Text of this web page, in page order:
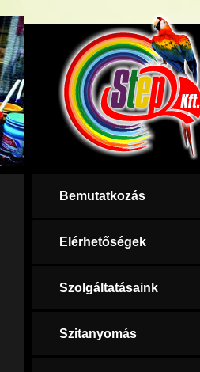
Bemutatkozás
Elérhetőségek
Szolgáltatásaink
Szitanyomás